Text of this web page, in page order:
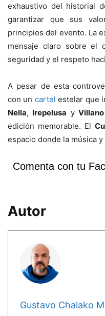
exhaustivo del historial
garantizar que sus
principios del evento. La
mensaje claro sobre el
seguridad y el respeto
A pesar de esta
con un cartel estelar que
Nella, Irepelusa y
edición memorable. El
espacio donde la música
Comenta con tu
Autor
Gustavo Chalako